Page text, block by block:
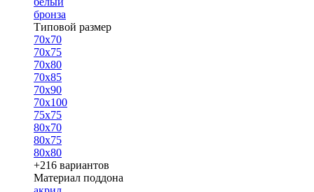
бронза
Типовой размер
70х70
70х75
70х80
70х85
70х90
70х100
75х75
80х70
80х75
80х80
+216 вариантов
Материал поддона